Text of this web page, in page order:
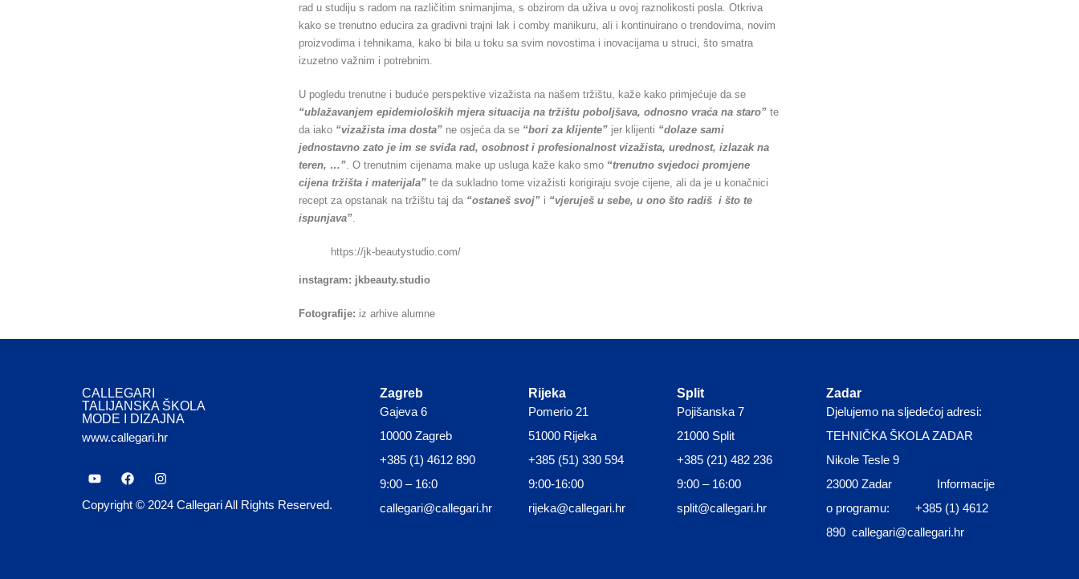
rad u studiju s radom na različitim snimanjima, s obzirom da uživa u ovoj raznolikosti posla. Otkriva
kako se trenutno educira za gradivni trajni lak i comby manikuru, ali i kontinuirano o trendovima, novim
proizvodima i tehnikama, kako bi bila u toku sa svim novostima i inovacijama u struci, što smatra
izuzetno važnim i potrebnim.
U pogledu trenutne i buduće perspektive vizažista na našem tržištu, kaže kako primjećuje da se
“ublažavanjem epidemioloških mjera situacija na tržištu poboljšava, odnosno vraća na staro” te
da iako “vizažista ima dosta” ne osjeća da se “bori za klijente” jer klijenti “dolaze sami
jednostavno zato je im se sviđa rad, osobnost i profesionalnost vizažista, urednost, izlazak na
teren, …”. O trenutnim cijenama make up usluga kaže kako smo “trenutno svjedoci promjene
cijena tržišta i materijala” te da sukladno tome vizažisti korigiraju svoje cijene, ali da je u konačnici
recept za opstanak na tržištu taj da “ostaneš svoj” i “vjeruješ u sebe, u ono što radiš i što te
ispunjava”.
https://jk-beautystudio.com/
instagram: jkbeauty.studio
Fotografije: iz arhive alumne
CALLEGARI
TALIJANSKA ŠKOLA
MODE I DIZAJNA
www.callegari.hr
Copyright © 2024 Callegari All Rights Reserved.
Zagreb
Gajeva 6
10000 Zagreb
+385 (1) 4612 890
9:00 – 16:0
callegari@callegari.hr
Rijeka
Pomerio 21
51000 Rijeka
+385 (51) 330 594
9:00-16:00
rijeka@callegari.hr
Split
Pojišanska 7
21000 Split
+385 (21) 482 236
9:00 – 16:00
split@callegari.hr
Zadar
Djelujemo na sljedećoj adresi:
TEHNIČKA ŠKOLA ZADAR
Nikole Tesle 9
23000 Zadar Informacije
o programu: +385 (1) 4612
890 callegari@callegari.hr